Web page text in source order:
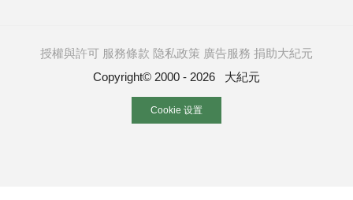
授權與許可 服務條款 隐私政策 廣告服務 捐助大紀元
Copyright© 2000 - 2026 大紀元
Cookie 设置